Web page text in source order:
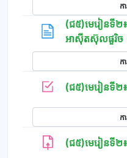
ក
(ជ៥)មេរៀនទី២
អាស៊ីតស៊ុលផួរិច
ក
(ជ៥)មេរៀនទី២
ក
(ជ៥)មេរៀនទី២